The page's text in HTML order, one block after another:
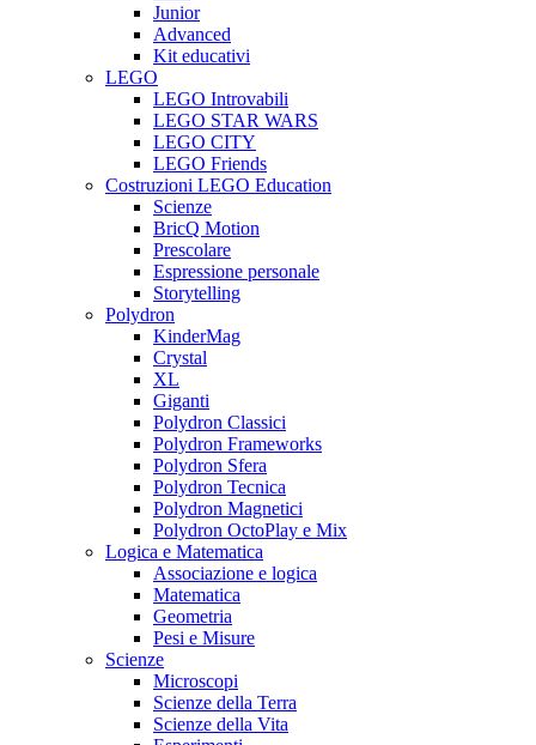
Junior
Advanced
Kit educativi
LEGO
LEGO Introvabili
LEGO STAR WARS
LEGO CITY
LEGO Friends
Costruzioni LEGO Education
Scienze
BricQ Motion
Prescolare
Espressione personale
Storytelling
Polydron
KinderMag
Crystal
XL
Giganti
Polydron Classici
Polydron Frameworks
Polydron Sfera
Polydron Tecnica
Polydron Magnetici
Polydron OctoPlay e Mix
Logica e Matematica
Associazione e logica
Matematica
Geometria
Pesi e Misure
Scienze
Microscopi
Scienze della Terra
Scienze della Vita